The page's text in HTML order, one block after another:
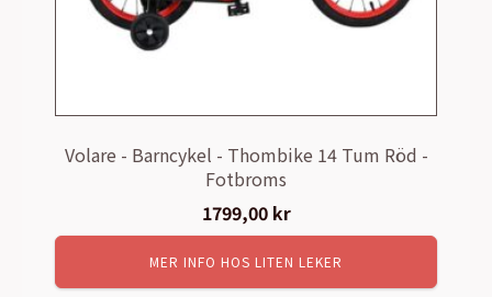
Volare - Barncykel - Thombike 14 Tum Röd -
Fotbroms
1799,00 kr
MER INFO HOS LITEN LEKER